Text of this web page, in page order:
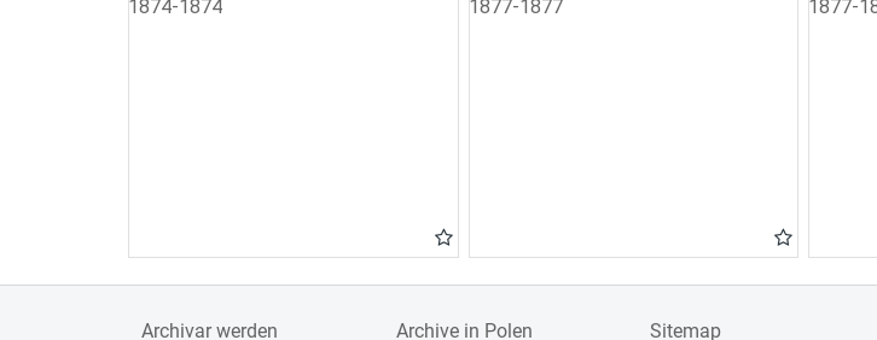
1874-1874 1877-1877 1877-
Archivar werden Archive in Polen Sitemap